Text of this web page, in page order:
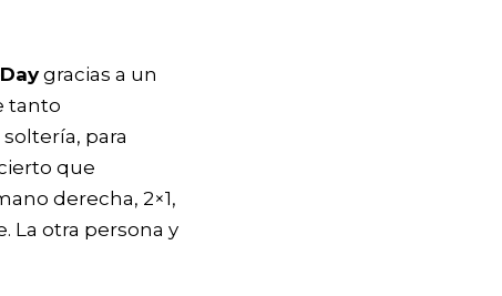
gracias a un
tanto
soltería, para
que
derecha, 2×1,
La otra persona y